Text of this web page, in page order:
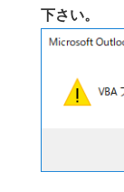
下さい。